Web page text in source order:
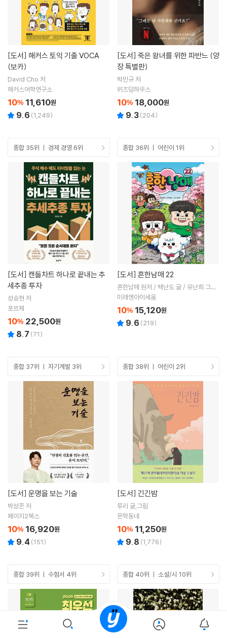
[도서]
(보카)
David Cho 저
해커스어학연구소
10% 11,610원
9.6 (1,249)
[도서]
장 특별판)
박민규 저
위즈덤하우스
10% 18,000원
9.3(204)
종합 35위 ㅣ 경제 경영 6위
[도서]
세추종 투자
성승현 저
포르체
10% 22,500원
8.7 (71)
종합 36위 ㅣ 어린이 1위
[도서] 흔한남매 22
흔한남매 원저 / 백난도 글 / 유난희 그림
/ 흔한컴퍼니 감수
미래엔아이세움
10% 15,120원
9.6 (219)
종합 37위 ㅣ 자기계발 3위
[도서] 운명을 보는 기술
박성준 저
페이지2북스
10% 16,920원
9.4 (151)
종합 38위 ㅣ 어린이 2위
[도서] 긴긴밤
루리 글,그림
문학동네
10% 11,250원
9.8 (1,776)
종합 39위 ㅣ 수험서 4위 종합 40위 ㅣ 소설/시 10위